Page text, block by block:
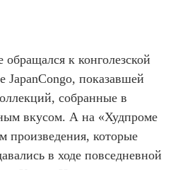
к конголезской
JapanCongo, показавшей
собранные в
вкусом. А на «Худпроме
произведения, которые
в ходе повседневной